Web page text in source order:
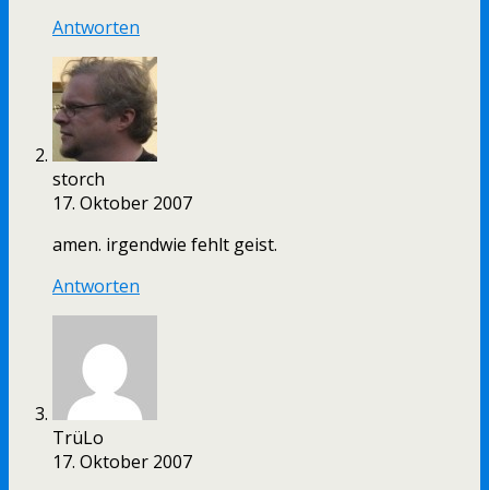
Antworten
storch
17. Oktober 2007
amen. irgendwie fehlt geist.
Antworten
TrüLo
17. Oktober 2007